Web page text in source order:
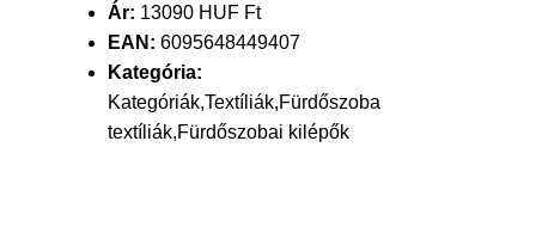
Ár: 13090 HUF Ft
EAN: 6095648449407
Kategória:
Kategóriák,Textíliák,Fürdőszoba
textíliák,Fürdőszobai kilépők